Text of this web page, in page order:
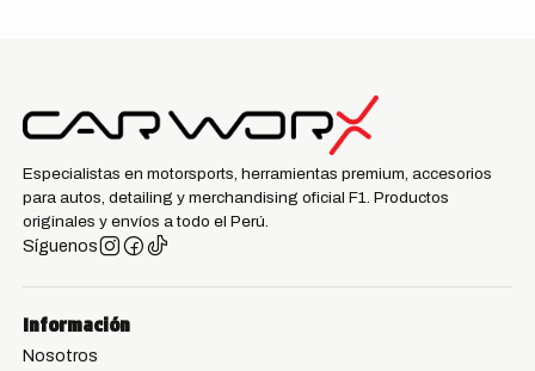
Especialistas en motorsports, herramientas premium, accesorios
para autos, detailing y merchandising oficial F1. Productos
originales y envíos a todo el Perú.
Síguenos
Información
Nosotros